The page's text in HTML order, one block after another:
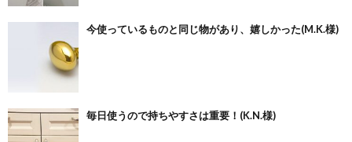
今使っているものと同じ物があり、嬉しかった(M.K.様)
毎日使うので持ちやすさは重要！(K.N.様)